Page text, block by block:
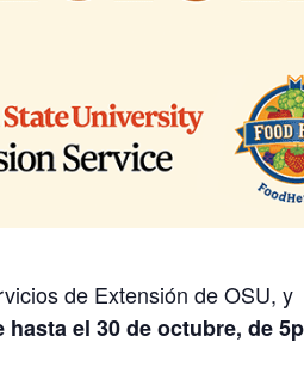
de Extensión de OSU, y
el 30 de octubre, de